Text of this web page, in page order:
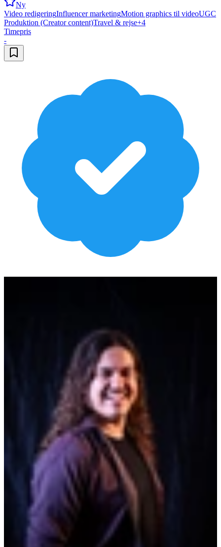
Ny
Video redigeringInfluencer marketingMotion graphics til videoUGC
Produktion (Creator content)Travel & rejse+4
Timepris
-